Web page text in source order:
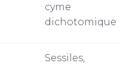
cyme
dichotomique
Sessiles,